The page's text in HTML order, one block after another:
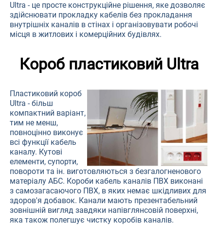
Ultra - це просте конструкційне рішення, яке дозволяє
здійснювати прокладку кабелів без прокладання
внутрішніх каналів в стінах і організовувати робочі
місця в житлових і комерційних будівлях.
Короб пластиковий Ultra
Пластиковий короб
Ultra - більш
компактний варіант,
тим не менш,
повноцінно виконує
всі функції кабель
каналу. Кутові
елементи, супорти,
повороти та ін. виготовляються з безгалогненового
матеріалу АБС. Короби кабель каналів ПВХ виконані
з самозагасаючого ПВХ, в яких немає шкідливих для
здоров'я добавок. Канали мають презентабельний
зовнішній вигляд завдяки напівглянсовій поверхні,
яка також полегшує чистку коробів каналів.